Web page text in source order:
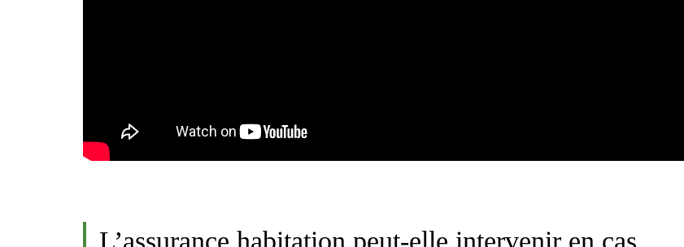
L’assurance habitation peut-elle intervenir en cas